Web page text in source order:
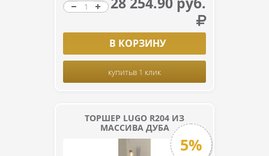
В КОРЗИНУ
купитьв 1 клик
ТОРШЕР LUGO R204 ИЗ
МАССИВА ДУБА
5%